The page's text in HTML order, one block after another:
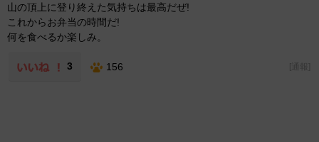
山の頂上に登り終えた気持ちは最高だぜ!
これからお弁当の時間だ!
何を食べるか楽しみ。
3 156